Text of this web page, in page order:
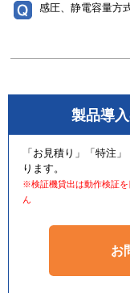
感圧、静電容量方
製品導
「お見積り」「特注
ります。
※検証機貸出は動作検証
ん
お